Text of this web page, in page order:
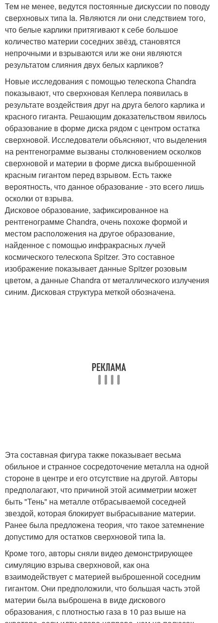
Тем не менее, ведутся постоянные дискуссии по поводу
сверхновых типа Ia. Являются ли они следствием того,
что белые карлики притягивают к себе большое
количество материи соседних звёзд, становятся
непрочными и взрываются или же они являются
результатом слияния двух белых карликов?
Новые исследования с помощью телескопа Chandra
показывают, что сверхновая Кеплера появилась в
результате воздействия друг на друга белого карлика и
красного гиганта. Решающим доказательством явилось
образование в форме диска рядом с центром остатка
сверхновой. Исследователи объясняют, что выделения
на рентгенограмме вызваны столкновением осколков
сверхновой и материи в форме диска выброшенной
красным гигантом перед взрывом. Есть также
вероятность, что данное образование - это всего лишь
осколки от взрыва.
Дисковое образование, зафиксированное на
рентгенограмме Chandra, очень похоже формой и
местом расположения на другое образование,
найденное с помощью инфракрасных лучей
космического телескопа Spitzer. Это составное
изображение показывает данные Spitzer розовым
цветом, а данные Chandra от металлического излучения
синим. Дисковая структура меткой обозначена.
Эта составная фигура также показывает весьма
обильное и странное сосредоточение металла на одной
стороне в центре и его отсутствие на другой. Авторы
предполагают, что причиной этой асимметрии может
быть "Тень" на металле отбрасываемой соседней
звездой, которая блокирует выбрасывание материи.
Ранее была предложена теория, что такое затемнение
допустимо для остатков сверхновой типа Ia.
Кроме того, авторы сняли видео демонстрирующее
симуляцию взрыва сверхновой, как она
взаимодействует с материей выброшенной соседним
гигантом. Они предположили, что большая часть этой
материи была выброшена в виде дискового
образования, с плотностью газа в 10 раз выше на